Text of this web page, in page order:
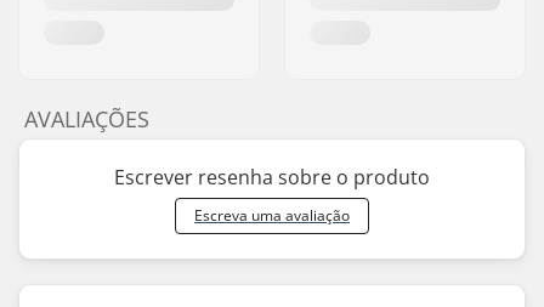
AVALIAÇÕES
Escrever resenha sobre o produto
Escreva uma avaliação